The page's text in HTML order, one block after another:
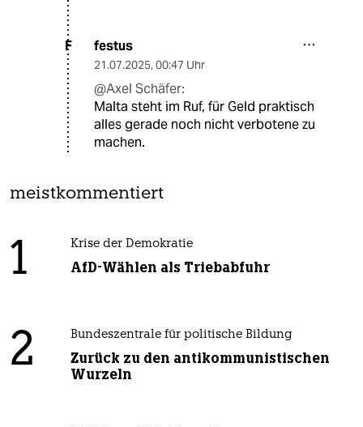
F festus
21.07.2025, 00:47 Uhr
@Axel Schäfer:
Malta steht im Ruf, für Geld praktisch
alles gerade noch nicht verbotene zu
machen.
meistkommentiert
1 Krise der Demokratie
AfD-Wählen als Triebabfuhr
2 Bundeszentrale für politische Bildung
Zurück zu den antikommunistischen
Wurzeln